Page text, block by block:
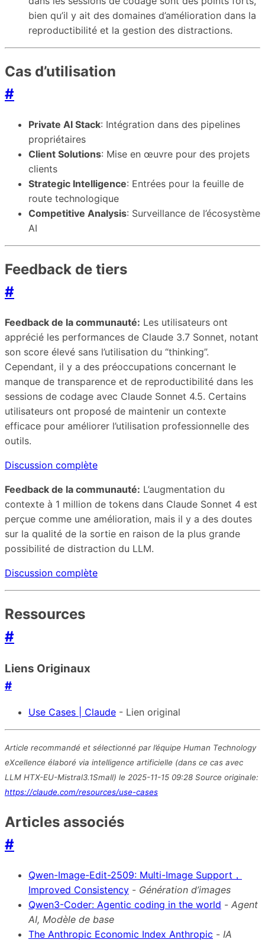
bien qu’il y ait des domaines d’amélioration dans la
reproductibilité et la gestion des distractions.
Cas d’utilisation
#
Private AI Stack: Intégration dans des pipelines
propriétaires
Client Solutions: Mise en œuvre pour des projets
clients
Strategic Intelligence: Entrées pour la feuille de
route technologique
Competitive Analysis: Surveillance de l’écosystème
AI
Feedback de tiers
#
Feedback de la communauté: Les utilisateurs ont
apprécié les performances de Claude 3.7 Sonnet, notant
son score élevé sans l’utilisation du “thinking”.
Cependant, il y a des préoccupations concernant le
manque de transparence et de reproductibilité dans les
sessions de codage avec Claude Sonnet 4.5. Certains
utilisateurs ont proposé de maintenir un contexte
efficace pour améliorer l’utilisation professionnelle des
outils.
Discussion complète
Feedback de la communauté: L’augmentation du
contexte à 1 million de tokens dans Claude Sonnet 4 est
perçue comme une amélioration, mais il y a des doutes
sur la qualité de la sortie en raison de la plus grande
possibilité de distraction du LLM.
Discussion complète
Ressources
#
Liens Originaux
#
Use Cases | Claude - Lien original
Article recommandé et sélectionné par l’équipe Human Technology
eXcellence élaboré via intelligence artificielle (dans ce cas avec
LLM HTX-EU-Mistral3.1Small) le 2025-11-15 09:28 Source originale:
https://claude.com/resources/use-cases
Articles associés
#
Qwen-Image-Edit-2509: Multi-Image Support，
Improved Consistency - Génération d’images
Qwen3-Coder: Agentic coding in the world - Agent
AI, Modèle de base
The Anthropic Economic Index Anthropic - IA